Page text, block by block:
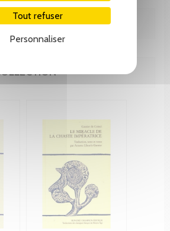
Tout refuser
Personnaliser